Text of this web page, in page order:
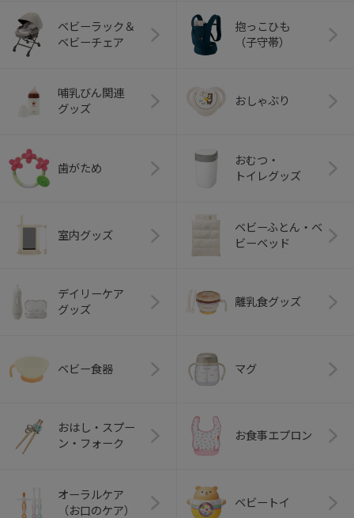
ベビーラック＆
ベビーチェア
抱っこひも
（子守帯）
哺乳びん関連
グッズ
おしゃぶり
歯がため
おむつ・
トイレグッズ
室内グッズ
ベビーふとん・ベ
ビーベッド
デイリーケア
グッズ
離乳食グッズ
ベビー食器 マグ
おはし・スプー
ン・フォーク
お食事エプロン
オーラルケア
（お口のケア）
ベビートイ